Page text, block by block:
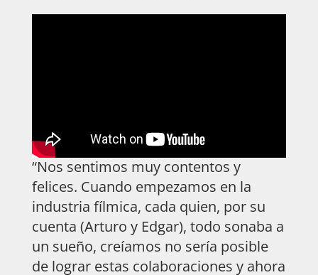
“Nos sentimos muy contentos y
felices. Cuando empezamos en la
industria fílmica, cada quien, por su
cuenta (Arturo y Edgar), todo sonaba a
un sueño, creíamos no sería posible
de lograr estas colaboraciones y ahora